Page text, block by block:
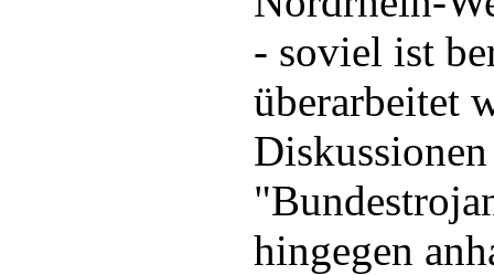
- soviel ist
überarbeitet
hingegen